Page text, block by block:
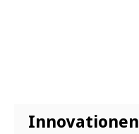
Innovationen